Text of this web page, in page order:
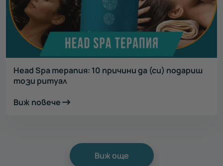
Head Spa терапия: 10 причини да (си) подариш
този ритуал
Виж повече
Виж още